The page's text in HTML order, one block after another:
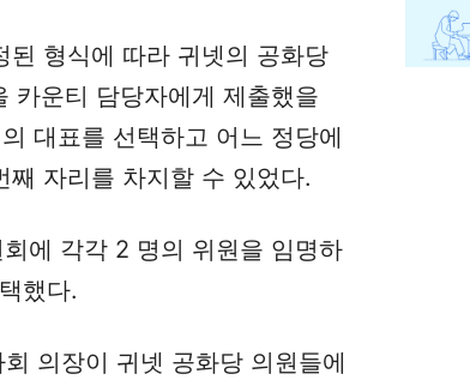
된 형식에 따라 귀넷의 공화당
카운티 담당자에게 제출했을
대표를 선택하고 어느 정당에
자리를 차지할 수 있었다.
에 각각 2 명의 위원을 임명하
했다.
의장이 귀넷 공화당 의원들에